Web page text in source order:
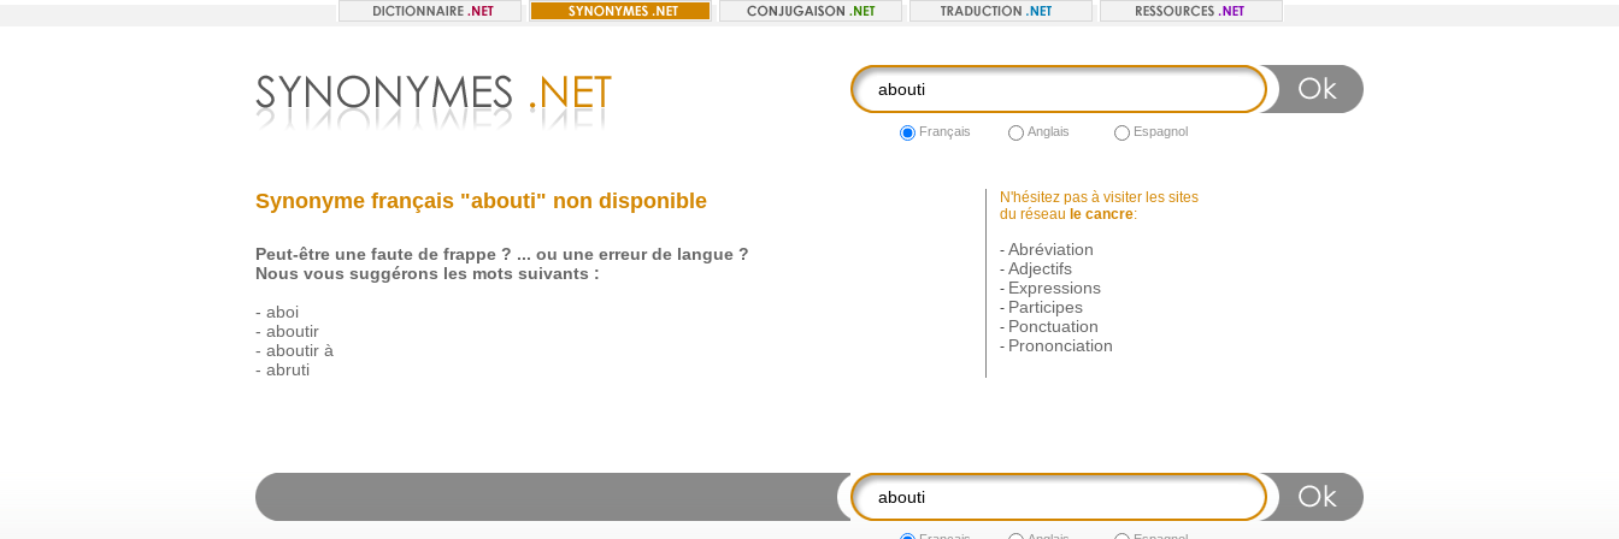
Français Anglais Espagnol
Synonyme français "abouti" non disponible
Peut-être une faute de frappe ? ... ou une erreur de langue ?
Nous vous suggérons les mots suivants :
- aboi
- aboutir
- aboutir à
- abruti
N'hésitez pas à visiter les sites
du réseau le cancre:
- Abréviation
- Adjectifs
- Expressions
- Participes
- Ponctuation
- Prononciation